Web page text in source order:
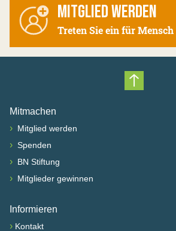
MITGLIED WERDEN
Treten Sie ein für
Nach
Mitmachen
› Mitglied werden
› Spenden
› BN Stiftung
› Mitglieder gewinnen
Informieren
› Kontakt